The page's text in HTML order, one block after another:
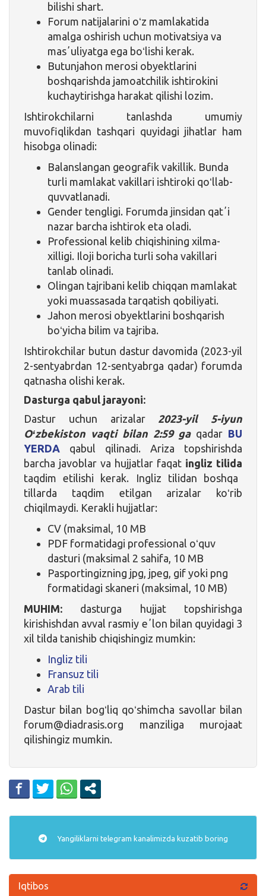
bilishi shart.
Forum natijalarini oʻz mamlakatida
amalga oshirish uchun motivatsiya va
masʼuliyatga ega boʻlishi kerak.
Butunjahon merosi obyektlarini
boshqarishda jamoatchilik ishtirokini
kuchaytirishga harakat qilishi lozim.
Ishtirokchilarni tanlashda umumiy
muvofiqlikdan tashqari quyidagi jihatlar ham
hisobga olinadi:
Balanslangan geografik vakillik. Bunda
turli mamlakat vakillari ishtiroki qoʻllab-
quvvatlanadi.
Gender tengligi. Forumda jinsidan qatʼi
nazar barcha ishtirok eta oladi.
Professional kelib chiqishining xilma-
xilligi. Iloji boricha turli soha vakillari
tanlab olinadi.
Olingan tajribani kelib chiqqan mamlakat
yoki muassasada tarqatish qobiliyati.
Jahon merosi obyektlarini boshqarish
boʻyicha bilim va tajriba.
Ishtirokchilar butun dastur davomida (2023-yil
2-sentyabrdan 12-sentyabrga qadar) forumda
qatnasha olishi kerak.
Dasturga qabul jarayoni:
Dastur uchun arizalar 2023-yil 5-iyun
Oʻzbekiston vaqti bilan 2:59 gaqadar BU
YERDA
qabul qilinadi. Ariza topshirishda
barcha javoblar va hujjatlar faqat ingliz tilida
taqdim etilishi kerak. Ingliz tilidan boshqa
tillarda taqdim etilgan arizalar koʻrib
chiqilmaydi. Kerakli hujjatlar:
CV (maksimal, 10 MB
PDF formatidagi professional oʻquv
dasturi (maksimal 2 sahifa, 10 MB
Pasportingizning jpg, jpeg, gif yoki png
formatidagi skaneri (maksimal, 10 MB)
MUHIM: dasturga hujjat topshirishga
kirishishdan avval rasmiy eʼlon bilan quyidagi 3
xil tilda tanishib chiqishingiz mumkin:
Ingliz tili
Fransuz tili
Arab tili
Dastur bilan bogʻliq qoʻshimcha savollar bilan
forum@diadrasis.org manziliga murojaat
qilishingiz mumkin.
Yangiliklarni telegram kanalimizda kuzatib boring
Iqtibos